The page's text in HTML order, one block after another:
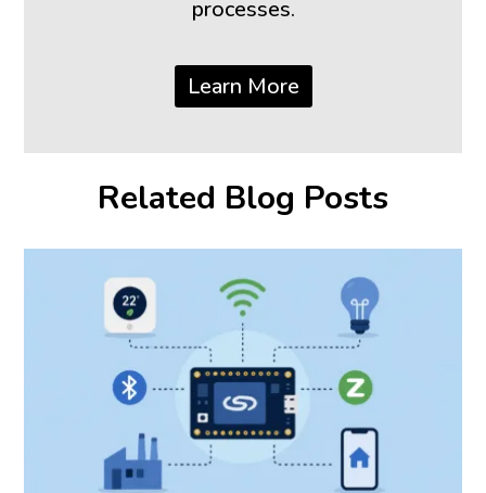
processes.
Learn More
Related Blog Posts